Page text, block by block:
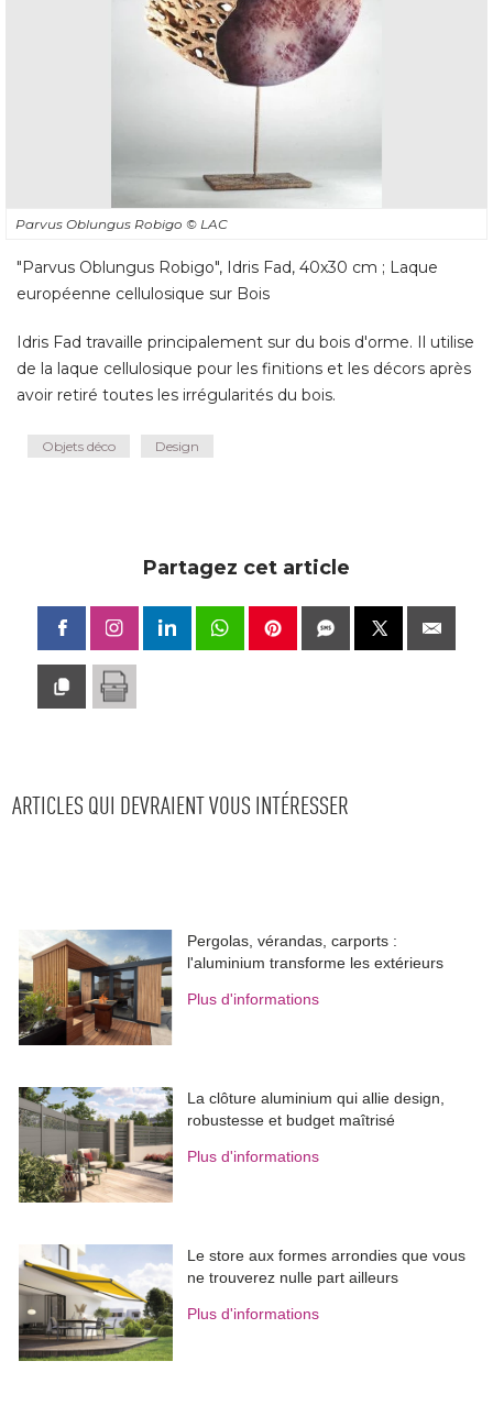
Parvus Oblungus Robigo © LAC
"Parvus Oblungus Robigo", Idris Fad, 40x30 cm ; Laque
européenne cellulosique sur Bois
Idris Fad travaille principalement sur du bois d'orme. Il utilise
de la laque cellulosique pour les finitions et les décors après
avoir retiré toutes les irrégularités du bois.
Objets déco Design
Partagez cet article
ARTICLES QUI DEVRAIENT VOUS INTÉRESSER
Pergolas, vérandas, carports :
l'aluminium transforme les extérieurs
Plus d'informations
La clôture aluminium qui allie design,
robustesse et budget maîtrisé
Plus d'informations
Le store aux formes arrondies que vous
ne trouverez nulle part ailleurs
Plus d'informations